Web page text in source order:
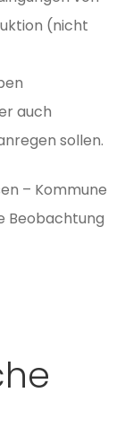
(nicht
auch
sollen.
– Kommune
Beobachtung